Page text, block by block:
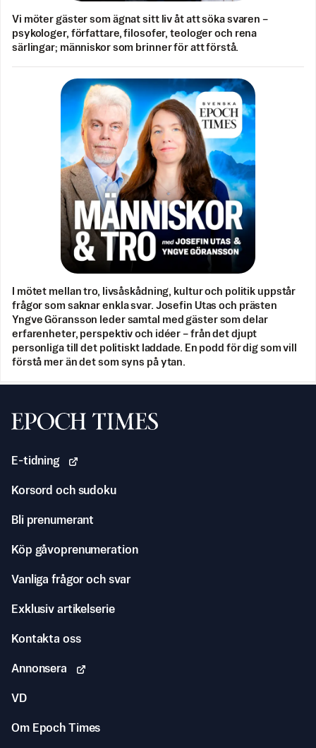
Vi möter gäster som ägnat sitt liv åt att söka svaren –
psykologer, författare, filosofer, teologer och rena
särlingar; människor som brinner för att förstå.
I mötet mellan tro, livsåskådning, kultur och politik uppstår
frågor som saknar enkla svar. Josefin Utas och prästen
Yngve Göransson leder samtal med gäster som delar
erfarenheter, perspektiv och idéer – från det djupt
personliga till det politiskt laddade. En podd för dig som vill
förstå mer än det som syns på ytan.
Svenska Epoch Times
E-tidning
Korsord och sudoku
Bli prenumerant
Köp gåvoprenumeration
Vanliga frågor och svar
Exklusiv artikelserie
Kontakta oss
Annonsera
VD
Om Epoch Times